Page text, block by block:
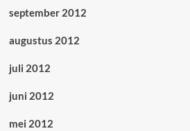
september 2012
augustus 2012
juli 2012
juni 2012
mei 2012